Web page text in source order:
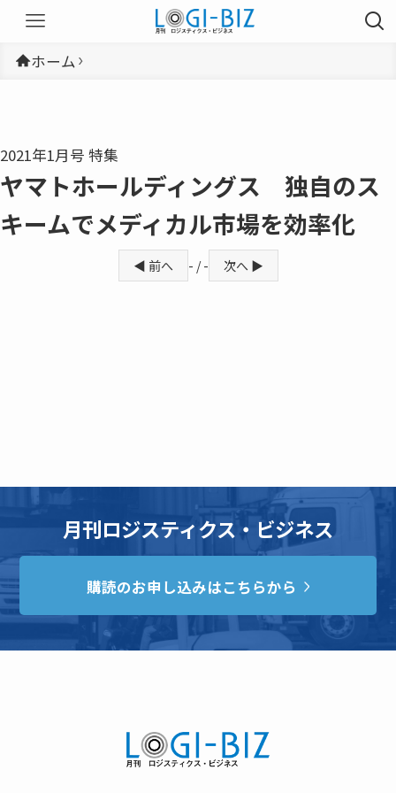
ホーム
2021年1月号 特集
ヤマトホールディングス 独自のス
キームでメディカル市場を効率化
◀ 前へ - / - 次へ ▶
月刊ロジスティクス・ビジネス
購読のお申し込みはこちらから